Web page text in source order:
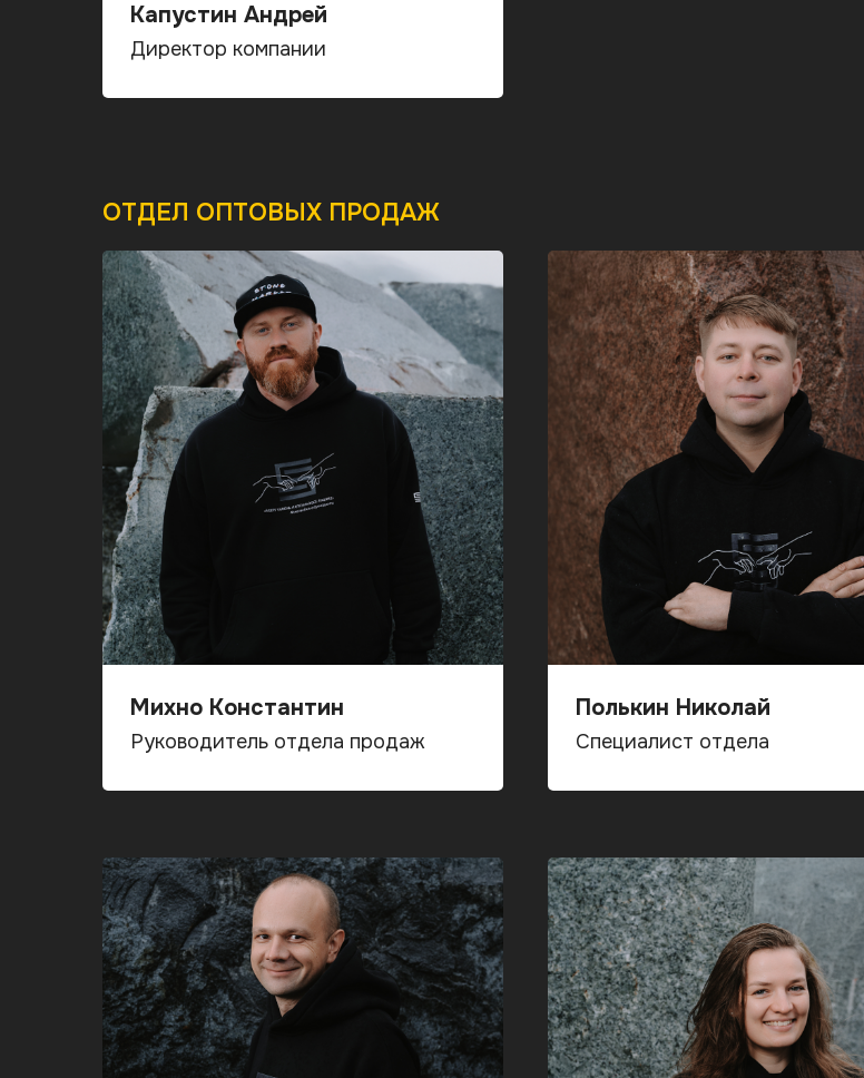
Капустин Андрей
Директор компании
ОТДЕЛ ОПТОВЫХ ПРОДАЖ
Михно Константин
Руководитель отдела продаж
Полькин Николай
Специалист отдела